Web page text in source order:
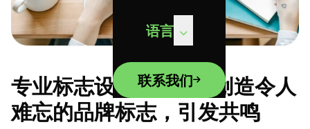
语言
联系我们
专业标志设计 2025：创造令人
难忘的品牌标志，引发共鸣